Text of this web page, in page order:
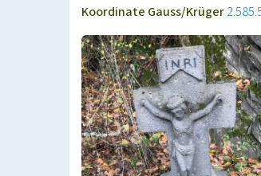
Koordinate Gauss/Krüger